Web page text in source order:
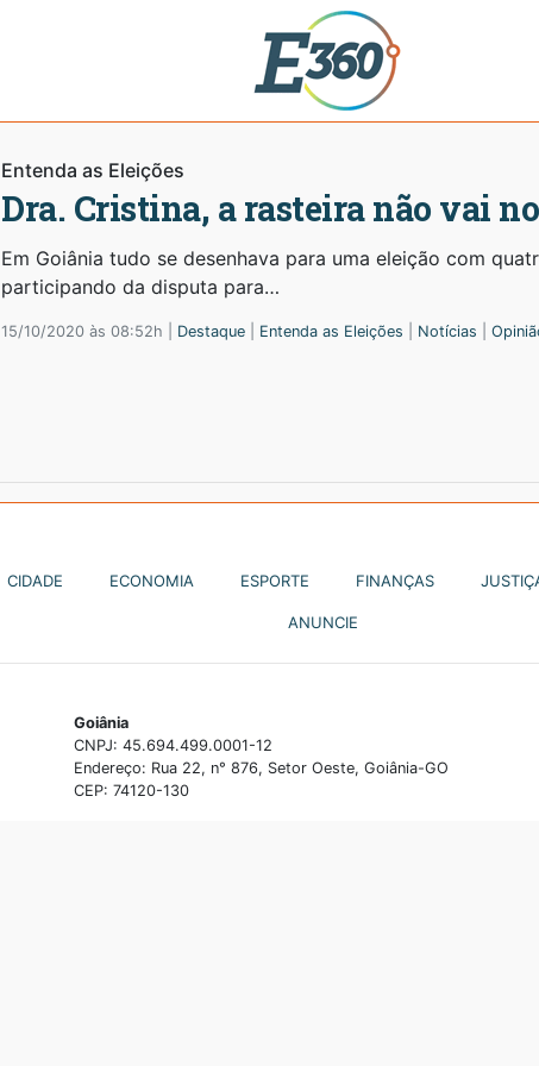
Entenda as Eleições
Dra. Cristina, a rasteira não vai
Em Goiânia tudo se desenhava para uma eleição com
participando da disputa para…
15/10/2020 às 08:52h | Destaque Entenda as Eleições Notícias
CIDADE ECONOMIA ESPORTE FINANÇAS
ANUNCIE
Goiânia
CNPJ: 45.694.499.0001-12
Endereço: Rua 22, n° 876, Setor Oeste, Goiânia-GO
CEP: 74120-130